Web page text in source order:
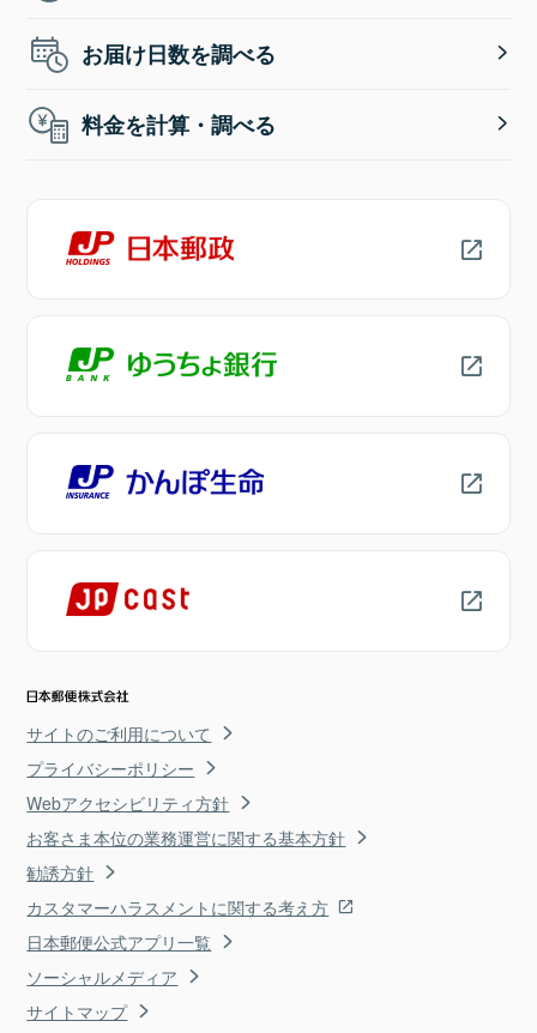
お届け日数を調べる
料金を計算・調べる
サイトのご利用について
プライバシーポリシー
Webアクセシビリティ方針
お客さま本位の業務運営に関する基本方針
勧誘方針
カスタマーハラスメントに関する考え方
日本郵便公式アプリ一覧
ソーシャルメディア
サイトマップ